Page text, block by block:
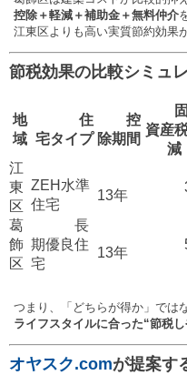
控除＋軽減＋補助金＋無料仲介
江東区よりも高い実質節約効果
節税効果の比較シミュ
地
域
住
宅タイプ
控
除期間
固
資産
減
江
東
区
ZEH水準
住宅
13年
3
葛
飾
区
長
期優良住
宅
13年
5
つまり、「どちらが得か」では
ライフスタイルに合った“節税
オヤスク.comが提案す